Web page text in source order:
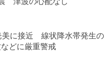
美に接近 線状降水帯発生の
どに厳重警戒